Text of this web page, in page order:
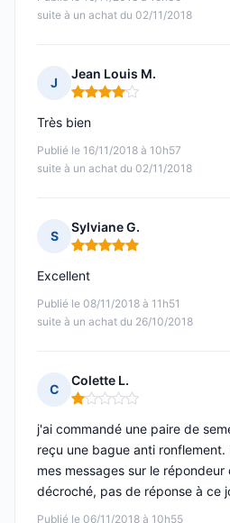
suite à un achat du 02/11/2018
J
Jean Louis M.
Note : 4 sur 5
Publié le 16/11/2018 à 10h57
suite à un achat du 02/11/2018
Très bien
S
Sylviane G.
Note : 5 sur 5
Publié le 08/11/2018 à 11h51
suite à un achat du 26/10/2018
Excellent
C
Colette L.
Note : 1 sur 5
Publié le 06/11/2018 à 10h55
j'ai commandé une paire de
reçu une bague anti
mes messages sur le répondeur
décroché, pas de réponse à ce